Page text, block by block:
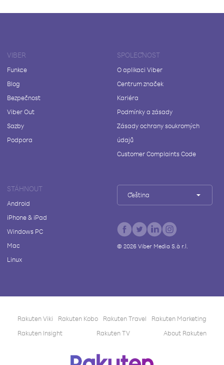
VIBER
Funkce
Blog
Bezpečnost
Viber Out
Sazby
Podpora
SPOLEČNOST
O aplikaci Viber
Centrum značek
Kariéra
Podmínky a zásady
Zásady ochrany soukromých
údajů
Customer Complaints Code
STÁHNOUT
Android
iPhone & iPad
Windows PC
Mac
Linux
Čeština
© 2026Viber Media S.à r.l.
Rakuten Viki Rakuten Kobo Rakuten Travel
Rakuten Marketing
Rakuten Insight
Rakuten TV About Rakuten